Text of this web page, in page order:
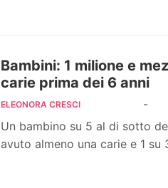
Bambini: 1 milione e
carie prima dei 6 anni
ELEONORA CRESCI -
Un bambino su 5 al di sotto
avuto almeno una carie e 1 su